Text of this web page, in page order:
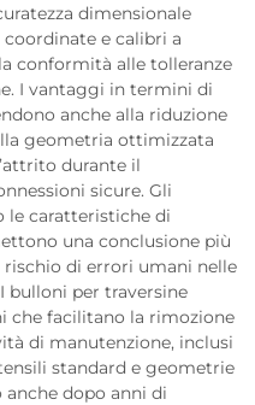
dimensionale
e calibri a
conformità alle tolleranze
I vantaggi in termini di
anche alla riduzione
geometria ottimizzata
durante il
sicure. Gli
le caratteristiche di
una conclusione più
di errori umani nelle
bulloni per traversine
che facilitano la rimozione
di manutenzione, inclusi
standard e geometrie
dopo anni di